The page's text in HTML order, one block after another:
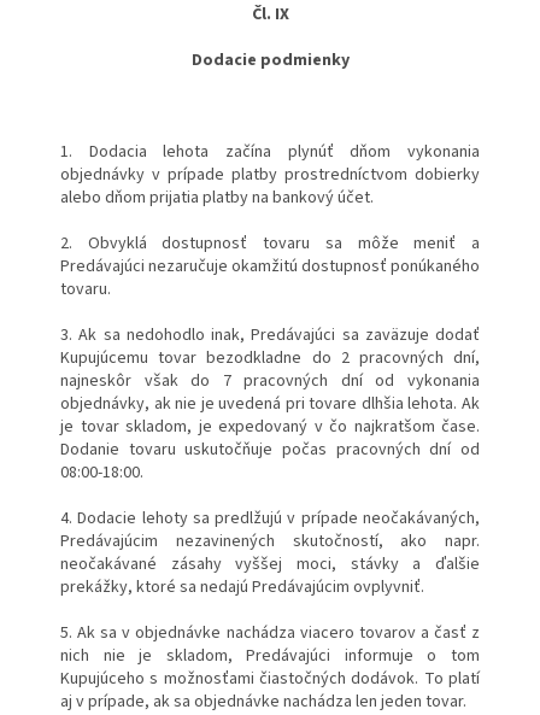
Čl. IX
Dodacie podmienky
1. Dodacia lehota začína plynúť dňom vykonania
objednávky v prípade platby prostredníctvom dobierky
alebo dňom prijatia platby na bankový účet.
2. Obvyklá dostupnosť tovaru sa môže meniť a
Predávajúci nezaručuje okamžitú dostupnosť ponúkaného
tovaru.
3. Ak sa nedohodlo inak, Predávajúci sa zaväzuje dodať
Kupujúcemu tovar bezodkladne do 2 pracovných dní,
najneskôr však do 7 pracovných dní od vykonania
objednávky, ak nie je uvedená pri tovare dlhšia lehota. Ak
je tovar skladom, je expedovaný v čo najkratšom čase.
Dodanie tovaru uskutočňuje počas pracovných dní od
08:00-18:00.
4. Dodacie lehoty sa predlžujú v prípade neočakávaných,
Predávajúcim nezavinených skutočností, ako napr.
neočakávané zásahy vyššej moci, stávky a ďalšie
prekážky, ktoré sa nedajú Predávajúcim ovplyvniť.
5. Ak sa v objednávke nachádza viacero tovarov a časť z
nich nie je skladom, Predávajúci informuje o tom
Kupujúceho s možnosťami čiastočných dodávok. To platí
aj v prípade, ak sa objednávke nachádza len jeden tovar.